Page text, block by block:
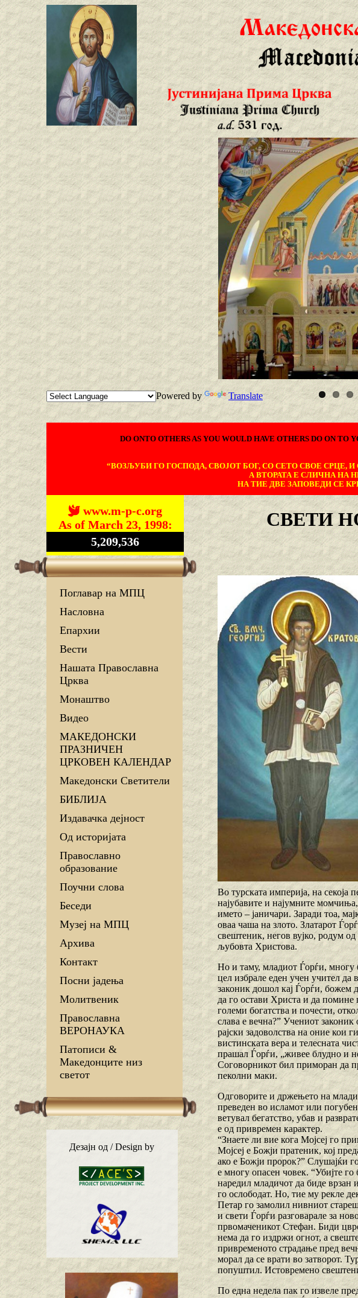
Powered by Translate
DO ONTO OTHERS AS YOU WOULD HAVE OTHERS DO ON TO
“ВОЗЉУБИ ГО ГОСПОДА, СВОЈОТ БОГ, СО СЕТО СВОЕ СРЦЕ,
А ВТОРАТА Е СЛИЧНА НА
НА ТИЕ ДВЕ ЗАПОВЕДИ СЕ
www.m-p-c.org
As of March 23, 1998:
5,209,536
Поглавар на МПЦ
Насловна
Епархии
Вести
Нашата Православна
Црква
Монаштво
Видео
МАКЕДОНСКИ
ПРАЗНИЧЕН
ЦРКОВЕН КАЛЕНДАР
Македонски Светители
БИБЛИЈА
Издавачка дејност
Од историјата
Православно
образование
Поучни слова
Беседи
Музеј на МПЦ
Архива
Контакт
Посни јадења
Молитвеник
Православна
ВЕРОНАУКА
Патописи &
Македонците низ
светот
Дезајн од / Design by
СВЕТИ
Во турската империја, на секоја
најубавите и најумните
името – јаничари. Заради тоа,
оваа чаша на злото. Златарот
свештеник, негов вујко, родум
љубовта Христова.
Но и таму, младиот Ѓорѓи, многу
цел избрале еден учен учител
законик дошол кај Ѓорѓи, божем
да го остави Христа и да помине
големи богатства и почести,
слава е вечна?” Учениот
рајски задоволства на оние кои
вистинската вера и телесната
прашал Ѓорѓи, „живее блудно и
Соговорникот бил приморан да
пеколни маки.
Одговорите и држењето на
преведен во исламот или
ветувал бегатство, убав и
е од привремен карактер.
“Знаете ли вие кога Мојсеј го
Мојсеј е Божји пратеник, кој
ако е Божји пророк?” Слушајќи
е многу опасен човек. “Убијте
наредил младичот да биде врзан
го ослободат. Но, тие му рекле
Петар го замолил нивниот
и свети Ѓорѓи разговарале за
првомаченикот Стефан. Биди
нема да го издржи огнот, а
привременото страдање пред
морал да се врати во затворот.
попуштил. Истовремено
По една недела пак го извеле